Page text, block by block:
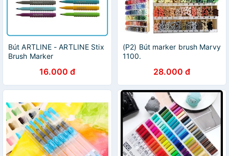
Bút ARTLINE - ARTLINE Stix
Brush Marker
16.000 đ
(P2) Bút marker brush Marvy
1100.
28.000 đ